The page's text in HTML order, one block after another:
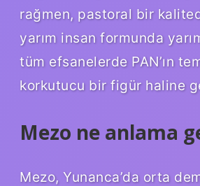
rağmen, pastoral bir
yarım insan formunda
tüm efsanelerde PAN’ın
korkutucu bir figür haline
Mezo ne anlama
Mezo, Yunanca’da orta